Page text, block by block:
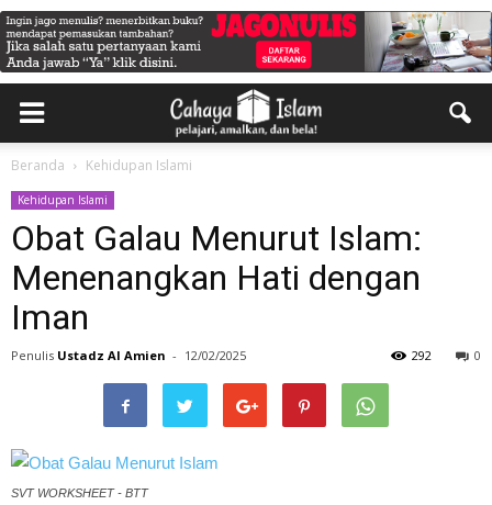
Beranda Kehidupan Islami
Kehidupan Islami
Obat Galau Menurut Islam:
Menenangkan Hati dengan
Iman
Penulis Ustadz Al Amien - 12/02/2025 0
292
SVT WORKSHEET - BTT